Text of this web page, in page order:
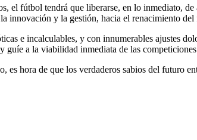
el fútbol tendrá que liberarse, en lo inmediato,
innovación y la gestión, hacia el renacimiento del
e incalculables, y con innumerables ajustes
a la viabilidad inmediata de las
es hora de que los verdaderos sabios del